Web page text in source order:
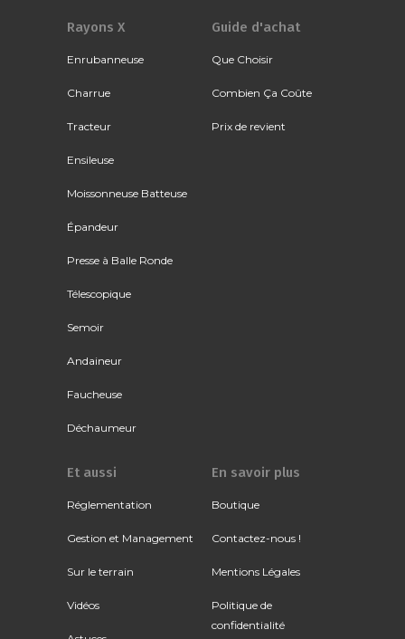
Rayons X
Enrubanneuse
Charrue
Tracteur
Ensileuse
Moissonneuse Batteuse
Épandeur
Presse à Balle Ronde
Télescopique
Semoir
Andaineur
Faucheuse
Déchaumeur
Guide d'achat
Que Choisir
Combien Ça Coûte
Prix de revient
Et aussi
Réglementation
Gestion et Management
Sur le terrain
Vidéos
En savoir plus
Boutique
Contactez-nous !
Mentions Légales
Politique de
confidentialité